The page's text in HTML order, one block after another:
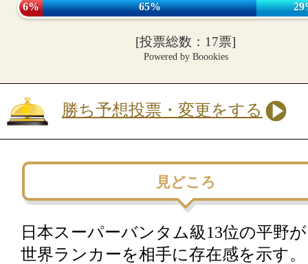
6% 65%
[投票総数：17票]
Powered by Boookies
勝ち予想投票・変更をする
見どころ
日本スーパーバンタム級13位の平野
世界ランカーを相手に存在感を示す